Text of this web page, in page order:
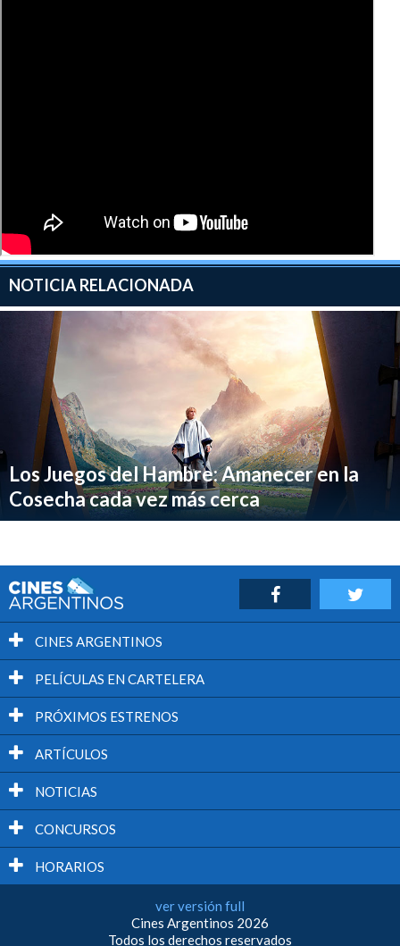
NOTICIA RELACIONADA
Los Juegos del Hambre: Amanecer en la
Cosecha cada vez más cerca
CINES ARGENTINOS
PELÍCULAS EN CARTELERA
PRÓXIMOS ESTRENOS
ARTÍCULOS
NOTICIAS
CONCURSOS
HORARIOS
ver versión full
Cines Argentinos 2026
Todos los derechos reservados